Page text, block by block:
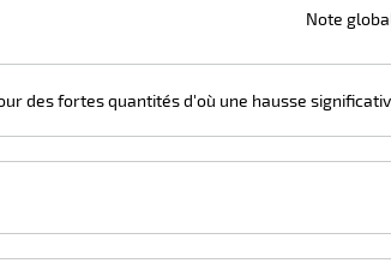
Note
des fortes quantités d'où une hausse